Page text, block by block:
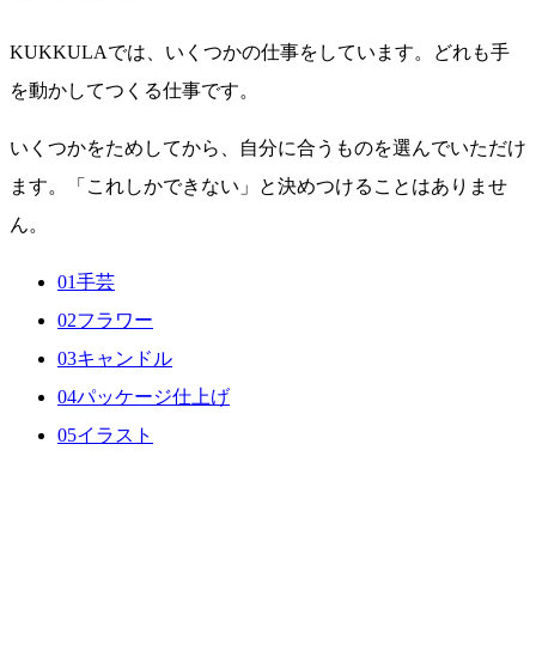
KUKKULAでは、いくつかの仕事をしています。どれも手
を動かしてつくる仕事です。
いくつかをためしてから、自分に合うものを選んでいただけ
ます。「これしかできない」と決めつけることはありませ
ん。
01手芸
02フラワー
03キャンドル
04パッケージ仕上げ
05イラスト